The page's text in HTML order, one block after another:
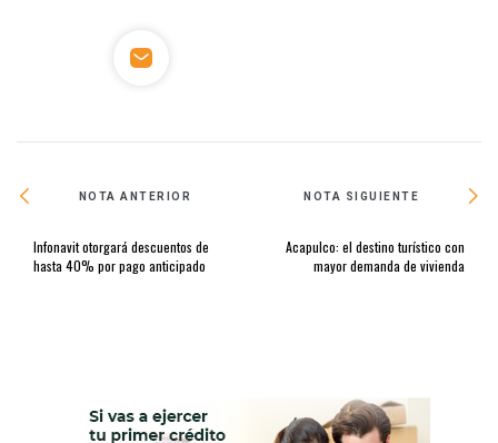
NOTA ANTERIOR
Infonavit otorgará descuentos de
hasta 40% por pago anticipado
NOTA SIGUIENTE
Acapulco: el destino turístico con
mayor demanda de vivienda